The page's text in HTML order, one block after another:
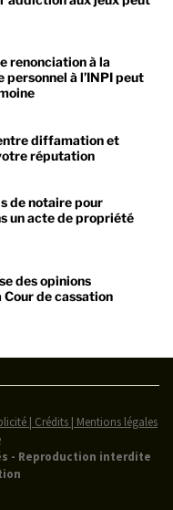
renonciation à la
à l’INPI peut
diffamation et
réputation
de notaire pour
un acte de propriété
des opinions
de cassation
| Crédits | Mentions légales
- Reproduction interdite